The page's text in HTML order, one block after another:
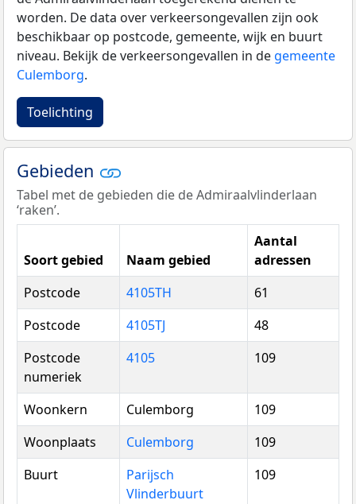
worden. De data over verkeersongevallen zijn ook
beschikbaar op postcode, gemeente, wijk en buurt
niveau. Bekijk de verkeersongevallen in de gemeente
Culemborg.
Toelichting
Gebieden
Tabel met de gebieden die de Admiraalvlinderlaan
‘raken’.
Soort gebied Naam gebied
Aantal
adressen
Postcode
4105TH
61
Postcode
4105TJ
48
Postcode
numeriek
4105 109
Woonkern Culemborg
109
Woonplaats
Culemborg
109
Buurt
Parijsch
Vlinderbuurt
109